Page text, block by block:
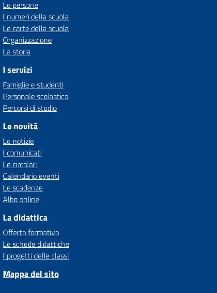
Le persone
I numeri della scuola
Le carte della scuola
Organizzazione
La storia
I servizi
Famiglie e studenti
Personale scolastico
Percorsi di studio
Le novità
Le notizie
I comunicati
Le circolari
Calendario eventi
Le scadenze
Albo online
La didattica
Offerta formativa
Le schede didattiche
I progetti delle classi
Mappa del sito